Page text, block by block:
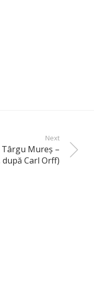
Next
Târgu Mureş –
după Carl Orff)